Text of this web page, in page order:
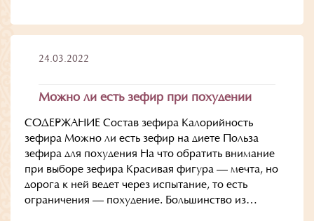
24.03.2022
Можно ли есть зефир при похудении
СОДЕРЖАНИЕ Состав зефира Калорийность
зефира Можно ли есть зефир на диете Польза
зефира для похудения На что обратить внимание
при выборе зефира Красивая фигура — мечта, но
дорога к ней ведет через испытание, то есть
ограничения — похудение. Большинство из…